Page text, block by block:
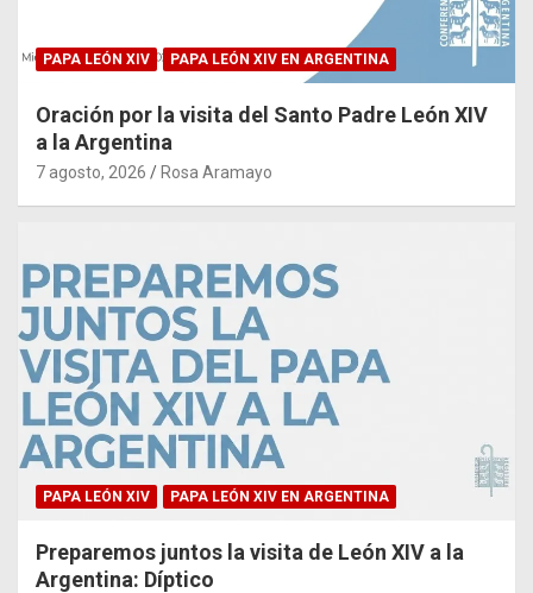
PAPA LEÓN XIV PAPA LEÓN XIV EN ARGENTINA
Oración por la visita del Santo Padre León XIV
a la Argentina
7 agosto, 2026 Rosa Aramayo
PAPA LEÓN XIV PAPA LEÓN XIV EN ARGENTINA
Preparemos juntos la visita de León XIV a la
Argentina: Díptico